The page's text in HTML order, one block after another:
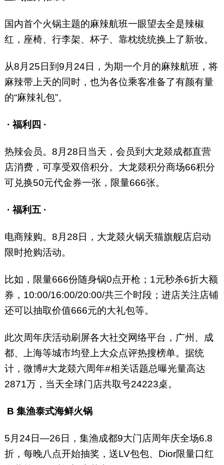
国内首个火锅主题的麻辣航班一眼望去全是辣椒
红，座椅、行李架、杯子、靠枕统统换上了新妆。
从8月25日到9月24日，为期一个月的麻辣航班，将
麻辣带上天的同时，也为各位乘客准备了有颜有量
的“麻辣礼包”。
· 福利四 ·
热辣会员。8月28日当天，会员到大龙燚成都直营
店消费，可享受双倍积分。大龙燚积分商场66积分
可兑换50元代金券一张，限量666张。
· 福利五 ·
电商辣购。8月28日，大龙燚火锅天猫旗舰店启动
限时抢购活动。
比如，限量666份随身锅0点开枪；1元秒杀6折大额
券，10:00/16:00/20:00/共三个时段；进店关注店铺
还可以抽取价值666元的大礼包等。
此次周年庆活动刷屏各大社交网络平台，广州、成
都、上海等城市均登上大众点评热搜榜单。据统
计，微博#大龙燚六周年#相关话题总曝光量高达
2871万，当天全球门店共取号24223桌。
B 集渔泰式海鲜火锅
5月24日—26日，集渔成都9大门店周年庆全场6.8
折，每晚八点开始抽奖，送LV包包、Dior限量口红